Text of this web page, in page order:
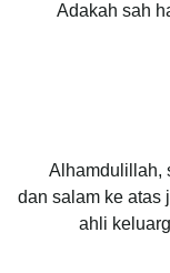
Adakah sah
Alhamdulillah,
dan salam ke atas
ahli